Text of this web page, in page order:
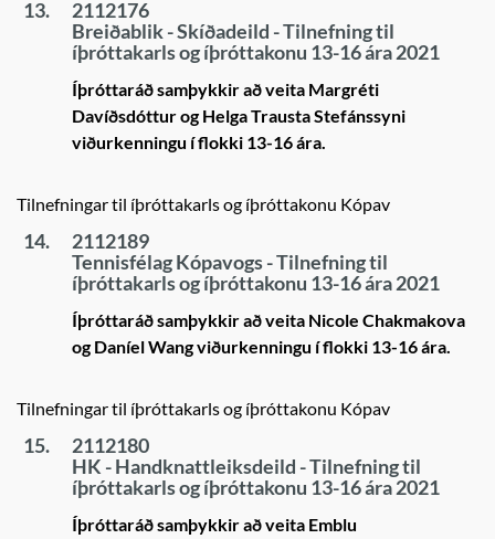
13.
2112176
Breiðablik - Skíðadeild - Tilnefning til
íþróttakarls og íþróttakonu 13-16 ára 2021
Íþróttaráð samþykkir að veita Margréti
Davíðsdóttur og Helga Trausta Stefánssyni
viðurkenningu í flokki 13-16 ára.
Tilnefningar til íþróttakarls og íþróttakonu Kópav
14.
2112189
Tennisfélag Kópavogs - Tilnefning til
íþróttakarls og íþróttakonu 13-16 ára 2021
Íþróttaráð samþykkir að veita Nicole Chakmakova
og Daníel Wang viðurkenningu í flokki 13-16 ára.
Tilnefningar til íþróttakarls og íþróttakonu Kópav
15.
2112180
HK - Handknattleiksdeild - Tilnefning til
íþróttakarls og íþróttakonu 13-16 ára 2021
Íþróttaráð samþykkir að veita Emblu